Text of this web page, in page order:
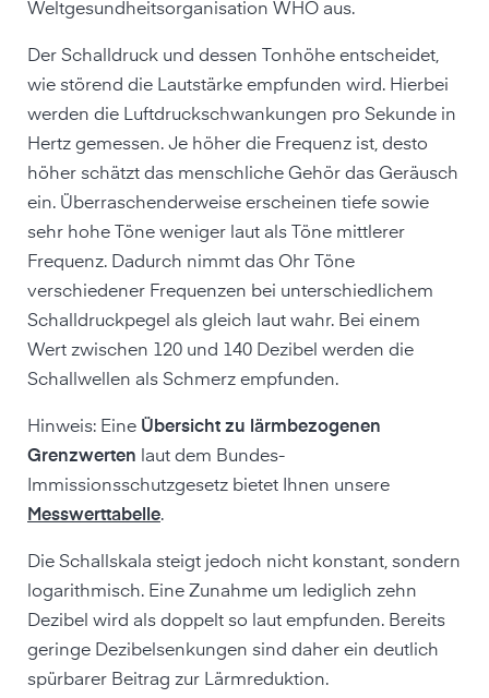
Weltgesundheitsorganisation WHO aus.
Der Schalldruck und dessen Tonhöhe entscheidet,
wie störend die Lautstärke empfunden wird. Hierbei
werden die Luftdruckschwankungen pro Sekunde in
Hertz gemessen. Je höher die Frequenz ist, desto
höher schätzt das menschliche Gehör das Geräusch
ein. Überraschenderweise erscheinen tiefe sowie
sehr hohe Töne weniger laut als Töne mittlerer
Frequenz. Dadurch nimmt das Ohr Töne
verschiedener Frequenzen bei unterschiedlichem
Schalldruckpegel als gleich laut wahr. Bei einem
Wert zwischen 120 und 140 Dezibel werden die
Schallwellen als Schmerz empfunden.
Hinweis: Eine Übersicht zu lärmbezogenen
Grenzwerten laut dem Bundes-
Immissionsschutzgesetz bietet Ihnen unsere
Messwerttabelle.
Die Schallskala steigt jedoch nicht konstant, sondern
logarithmisch. Eine Zunahme um lediglich zehn
Dezibel wird als doppelt so laut empfunden. Bereits
geringe Dezibelsenkungen sind daher ein deutlich
spürbarer Beitrag zur Lärmreduktion.